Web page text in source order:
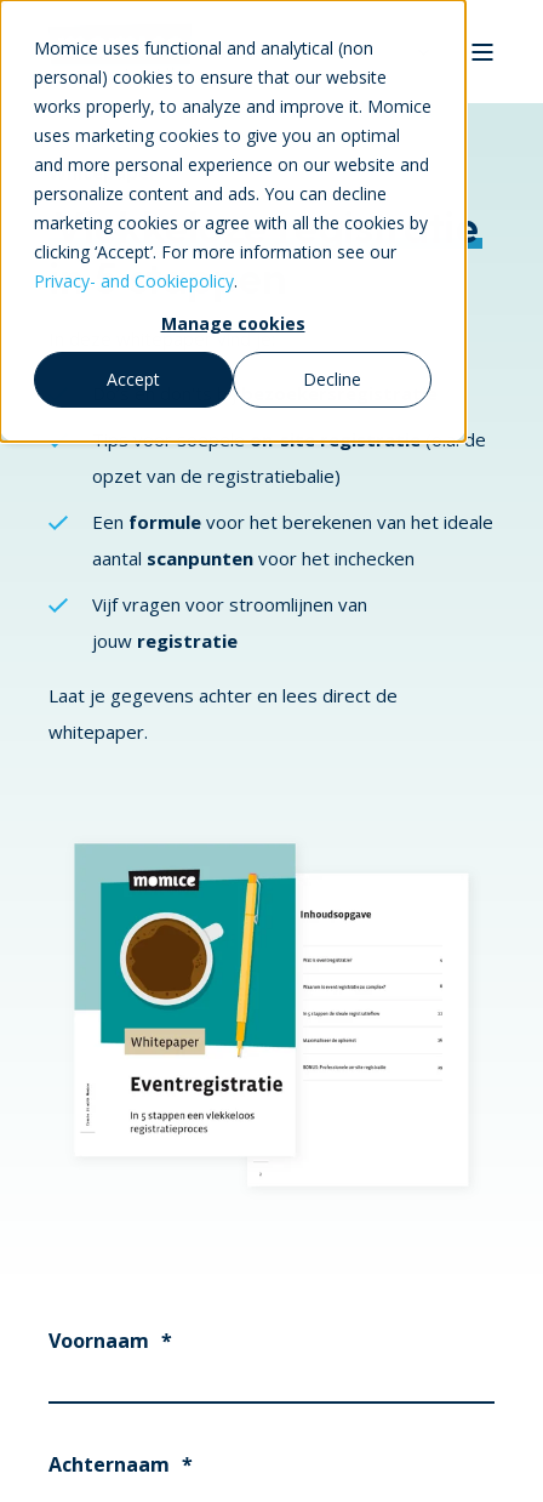
Momice uses functional and analytical (non
personal) cookies to ensure that our website
works properly, to analyze and improve it. Momice
uses marketing cookies to give you an optimal
and more personal experience on our website and
personalize content and ads. You can decline
marketing cookies or agree with all the cookies by
clicking ‘Accept’. For more information see our
Privacy- and Cookiepolicy.
Manage cookies
Accept Decline
Whitepaper
Vlekkeloze registratie
in 5 stappen
In deze whitepaper vind je:
Do’s en don'ts bij bezoekersregistratie
Tips voor soepeleon-site registratie (o.a. de
opzet van de registratiebalie)
Een formule voor het berekenen van het ideale
aantal scanpunten voor het inchecken
Vijf vragen voor stroomlijnen van
jouw registratie
Laat je gegevens achter en lees direct de
whitepaper.
Voornaam *
Achternaam *